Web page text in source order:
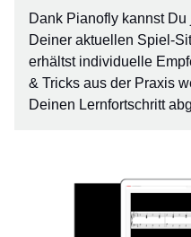
Dank Pianofly kannst
Deiner aktuellen Spiel-
erhältst individuelle
& Tricks aus der Praxis
Deinen Lernfortschritt